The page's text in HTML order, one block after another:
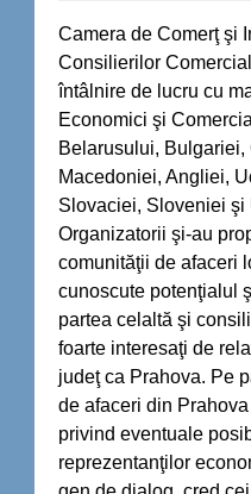
Camera de Comerţ şi
Consilierilor
întâlnire de lucru cu
Economici şi
Belarusului, Bulgariei,
Macedoniei, Angliei,
Slovaciei, Sloveniei şi
Organizatorii şi-au
comunităţii de afaceri
cunoscute potenţialul
partea celaltă şi
foarte interesaţi de
judeţ ca Prahova. Pe
de afaceri din
privind eventuale
reprezentanţilor